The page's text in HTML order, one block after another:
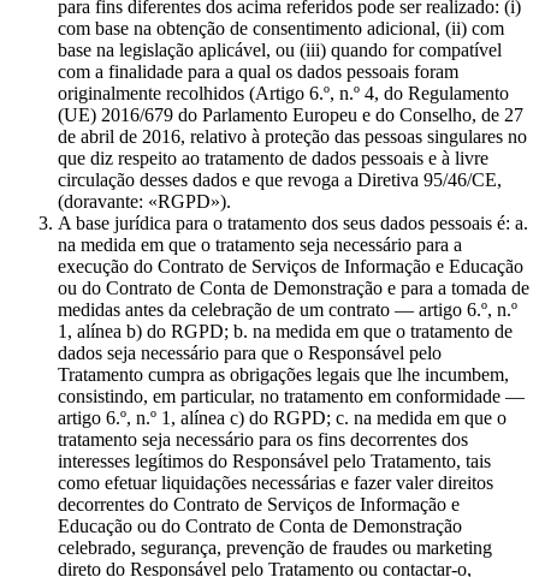
para fins diferentes dos acima referidos pode ser realizado: (i)
com base na obtenção de consentimento adicional, (ii) com
base na legislação aplicável, ou (iii) quando for compatível
com a finalidade para a qual os dados pessoais foram
originalmente recolhidos (Artigo 6.º, n.º 4, do Regulamento
(UE) 2016/679 do Parlamento Europeu e do Conselho, de 27
de abril de 2016, relativo à proteção das pessoas singulares no
que diz respeito ao tratamento de dados pessoais e à livre
circulação desses dados e que revoga a Diretiva 95/46/CE,
(doravante: «RGPD»).
A base jurídica para o tratamento dos seus dados pessoais é: a.
na medida em que o tratamento seja necessário para a
execução do Contrato de Serviços de Informação e Educação
ou do Contrato de Conta de Demonstração e para a tomada de
medidas antes da celebração de um contrato — artigo 6.º, n.º
1, alínea b) do RGPD; b. na medida em que o tratamento de
dados seja necessário para que o Responsável pelo
Tratamento cumpra as obrigações legais que lhe incumbem,
consistindo, em particular, no tratamento em conformidade —
artigo 6.º, n.º 1, alínea c) do RGPD; c. na medida em que o
tratamento seja necessário para os fins decorrentes dos
interesses legítimos do Responsável pelo Tratamento, tais
como efetuar liquidações necessárias e fazer valer direitos
decorrentes do Contrato de Serviços de Informação e
Educação ou do Contrato de Conta de Demonstração
celebrado, segurança, prevenção de fraudes ou marketing
direto do Responsável pelo Tratamento ou contactar-o,